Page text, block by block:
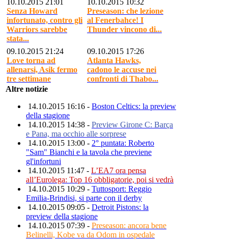
Senza Howard
infortunato, contro gli
Warriors sarebbe
stata...
Preseason: che lezione
al Fenerbahce! I
Thunder vincono di...
09.10.2015 21:24
Love torna ad
allenarsi, Asik fermo
tre settimane
09.10.2015 17:26
Atlanta Hawks,
cadono le accuse nei
confronti di Thabo...
Altre notizie
14.10.2015 16:16 - Boston Celtics: la preview
della stagione
14.10.2015 14:38 - Preview Girone C: Barça
e Pana, ma occhio alle sorprese
14.10.2015 13:00 - 2° puntata: Roberto
"Sam" Bianchi e la tavola che previene
gl'infortuni
14.10.2015 11:47 - L’EA7 ora pensa
all’Eurolega: Top 16 obbligatorie, poi si vedrà
14.10.2015 10:29 - Tuttosport: Reggio
Emilia-Brindisi, si parte con il derby
14.10.2015 09:05 - Detroit Pistons: la
preview della stagione
14.10.2015 07:39 - Preseason: ancora bene
Belinelli, Kobe va da Odom in ospedale